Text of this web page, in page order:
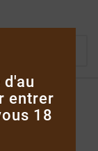
entrer
18